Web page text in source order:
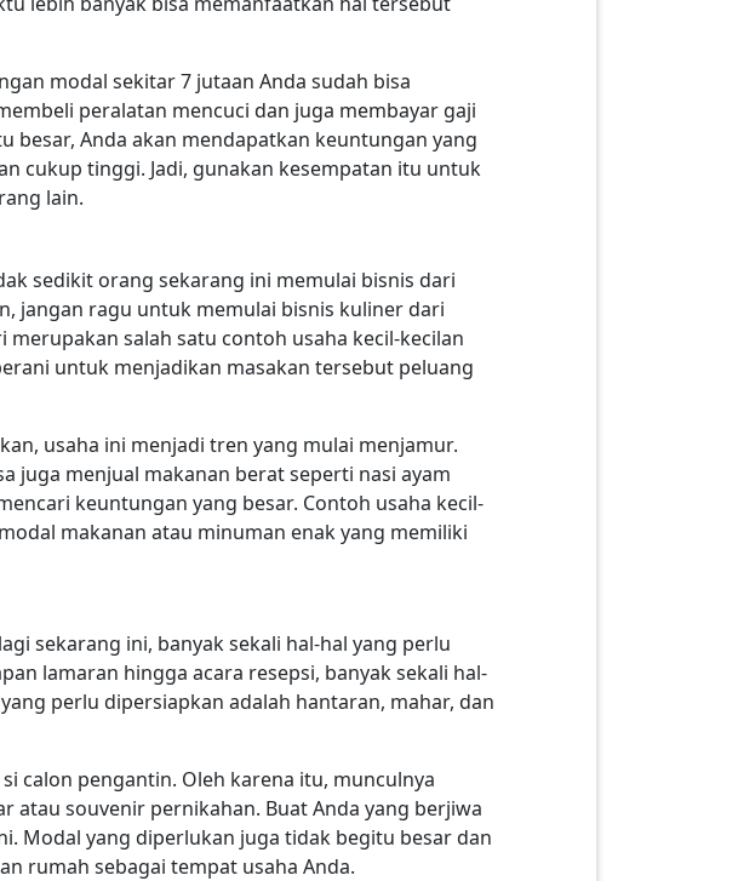
modal sekitar 7 jutaan Anda sudah bisa
peralatan mencuci dan juga membayar gaji
besar, Anda akan mendapatkan keuntungan yang
cukup tinggi. Jadi, gunakan kesempatan itu untuk
lain.
sedikit orang sekarang ini memulai bisnis dari
jangan ragu untuk memulai bisnis kuliner dari
salah satu contoh usaha kecil-kecilan
untuk menjadikan masakan tersebut peluang
usaha ini menjadi tren yang mulai menjamur.
juga menjual makanan berat seperti nasi ayam
keuntungan yang besar. Contoh usaha kecil-
makanan atau minuman enak yang memiliki
sekarang ini, banyak sekali hal-hal yang perlu
lamaran hingga acara resepsi, banyak sekali hal-
perlu dipersiapkan adalah hantaran, mahar, dan
calon pengantin. Oleh karena itu, munculnya
atau souvenir pernikahan. Buat Anda yang berjiwa
Modal yang diperlukan juga tidak begitu besar dan
rumah sebagai tempat usaha Anda.